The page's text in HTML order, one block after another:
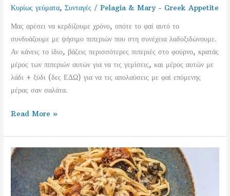
Κυρίως γεύματα,Συνταγές /Pelagia & Mary - Greek Appetite
Μας αρέσει να κερδίζουμε χρόνο, οπότε το φαί αυτό το
συνδυάζουμε με ψήσιμο πιπεριών που στη συνέχεια λαδοξιδώνουμε.
Αν κάνεις το ίδιο, βάζεις περισσότερες πιπεριές στο φούρνο, κρατάς
μέρος των πιπεριών αυτών για να τις γεμίσεις, και μέρος αυτών με
λάδι + ξύδι (δες ΕΔΩ) για να τις απολαύσεις με φαί επόμενης
μέρας σαν σαλάτα.
Γεμιστά
και
πιπεριές
με
πλιγούρι
και
Read More »